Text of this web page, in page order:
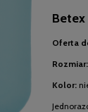
Betex
Oferta
Rozmiar:
Kolor: